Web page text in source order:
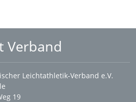
Verband
Leichtathletik-Verband e.V.
19